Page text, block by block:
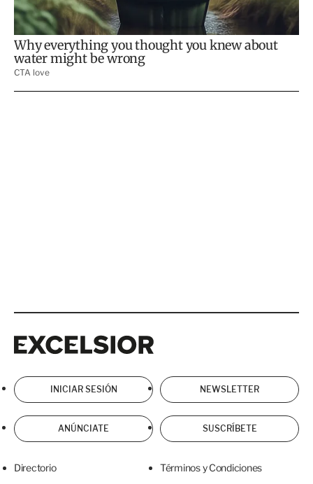
INICIAR SESIÓN NEWSLETTER
ANÚNCIATE SUSCRÍBETE
Directorio Términos y Condiciones